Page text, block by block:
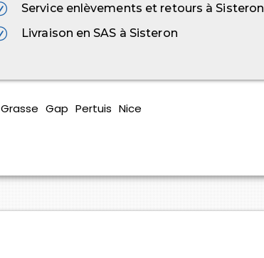
Service enlèvements et retours à Sisteron
Livraison en SAS à Sisteron
Grasse Gap Pertuis Nice